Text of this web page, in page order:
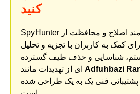
کنید
SpyHunter یک ابزار قدرتمند اصلاح و محافظت از
کمک به کاربران با تجزیه و تحلیل
شناسایی و حذف طیف گسترده
Adfuhbazi
فنی یک به یک طراحی شده